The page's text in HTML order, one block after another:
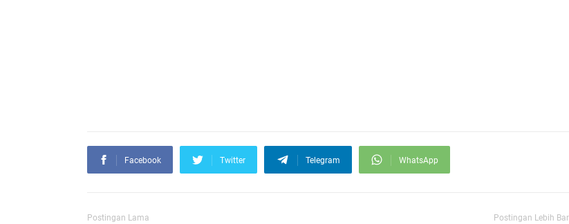
Facebook Twitter Telegram WhatsApp
Postingan Lama Postingan Lebih